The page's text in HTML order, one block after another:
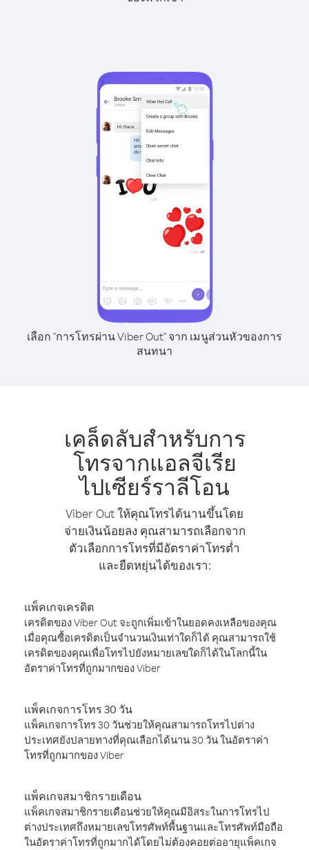
เลือก "การโทรผ่าน Viber Out" จาก เมนูส่วนหัวของการ
สนทนา
เคล็ดลับสำหรับการ
โทรจากแอลจีเรีย
ไปเซียร์ราลีโอน
Viber Out ให้คุณโทรได้นานขึ้นโดย
จ่ายเงินน้อยลง คุณสามารถเลือกจาก
ตัวเลือกการโทรที่มีอัตราค่าโทรต่ำ
และยืดหยุ่นได้ของเรา:
แพ็คเกจเครดิต
เครดิตของ Viber Out จะถูกเพิ่มเข้าในยอดคงเหลือของคุณ
เมื่อคุณซื้อเครดิตเป็นจำนวนเงินเท่าใดก็ได้ คุณสามารถใช้
เครดิตของคุณเพื่อโทรไปยังหมายเลขใดก็ได้ในโลกนี้ใน
อัตราค่าโทรที่ถูกมากของ Viber
แพ็คเกจการโทร 30 วัน
แพ็คเกจการโทร 30 วันช่วยให้คุณสามารถโทรไปต่าง
ประเทศยังปลายทางที่คุณเลือกได้นาน 30 วัน ในอัตราค่า
โทรที่ถูกมากของ Viber
แพ็คเกจสมาชิกรายเดือน
แพ็คเกจสมาชิกรายเดือนช่วยให้คุณมีอิสระในการโทรไป
ต่างประเทศถึงหมายเลขโทรศัพท์พื้นฐานและโทรศัพท์มือถือ
ในอัตราค่าโทรที่ถูกมากได้โดยไม่ต้องคอยต่ออายุแพ็คเกจ